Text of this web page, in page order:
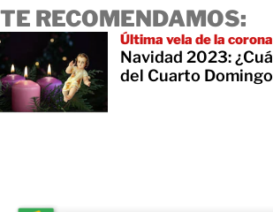
TE RECOMENDAMOS:
Última vela de la
Navidad 2023:
del Cuarto